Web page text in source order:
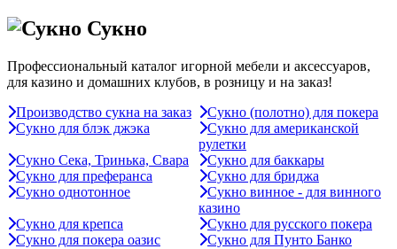
Сукно
Профессиональный каталог игорной мебели и аксессуаров,
для казино и домашних клубов, в розницу и на заказ!
Производство сукна на заказ
Сукно (полотно) для покера
Сукно для блэк джэка
Сукно для американской
рулетки
Сукно Сека, Тринька, Свара
Сукно для баккары
Сукно для преферанса
Сукно для бриджа
Сукно однотонное
Сукно винное - для винного
казино
Сукно для крепса
Сукно для русского покера
Сукно для покера оазис
Сукно для Пунто Банко